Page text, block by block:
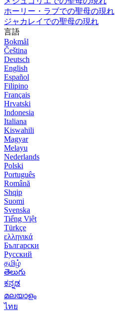
ホーリー・ラブでの聖母の現れ
ジャカレイでの聖母の現れ
言語
Bokmål
Čeština
Deutsch
English
Español
Filipino
Français
Hrvatski
Indonesia
Italiana
Kiswahili
Magyar
Melayu
Nederlands
Polski
Português
Română
Shqip
Suomi
Svenska
Tiếng Việt
Türkçe
ελληνικά
Български
Русский
தமிழ்
తెలుగు
ಕನ್ನಡ
മലയാളം
ไทย